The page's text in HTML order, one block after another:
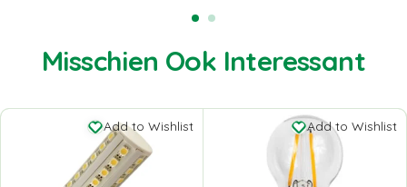
Misschien Ook Interessant
Add to Wishlist Add to Wishlist